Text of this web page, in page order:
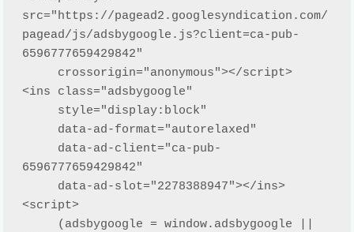
src="https://pagead2.googlesyndication.com/
pagead/js/adsbygoogle.js?client=ca-pub-
6596777659429842"
<ins class="adsbygoogle"
6596777659429842"
<script>